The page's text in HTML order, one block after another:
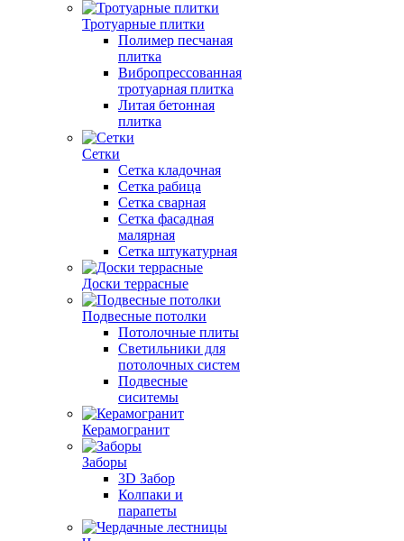
Тротуарные плитки
Полимер песчаная
плитка
Вибропрессованная
тротуарная плитка
Литая бетонная
плитка
Сетки
Сетка кладочная
Сетка рабица
Сетка сварная
Сетка фасадная
малярная
Сетка штукатурная
Доски террасные
Подвесные потолки
Потолочные плиты
Светильники для
потолочных систем
Подвесные
сиситемы
Керамогранит
Заборы
3D Забор
Колпаки и
парапеты